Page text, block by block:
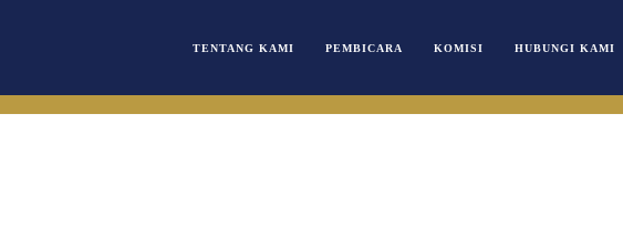
TENTANG KAMI PEMBICARA KOMISI HUBUNGI KAMI